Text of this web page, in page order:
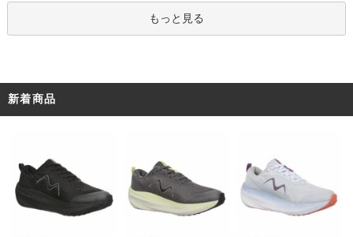
もっと見る
新着商品